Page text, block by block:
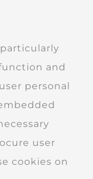
and
personal
user
cookies on